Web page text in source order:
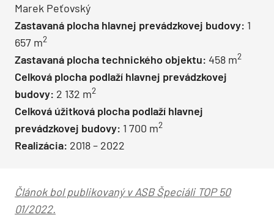
Marek Peťovský
Zastavaná plocha hlavnej prevádzkovej budovy: 1
657 m2
Zastavaná plocha technického objektu: 458 m2
Celková plocha podlaží hlavnej prevádzkovej
budovy: 2 132 m2
Celková úžitková plocha podlaží hlavnej
prevádzkovej budovy: 1 700 m2
Realizácia: 2018 – 2022
Článok bol publikovaný v ASB Špeciáli TOP 50
01/2022.